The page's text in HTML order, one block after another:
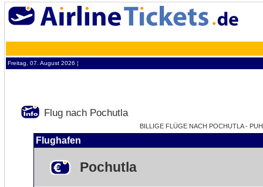
Freitag, 07. August 2026 ¦
Flug nach Pochutla
BILLIGE FLÜGE NACH POCHUTLA -
Flughafen
Pochutla